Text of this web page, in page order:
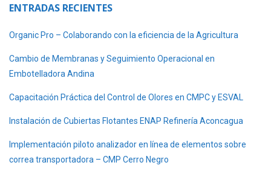
ENTRADAS RECIENTES
Organic Pro – Colaborando con la eficiencia de la Agricultura
Cambio de Membranas y Seguimiento Operacional en
Embotelladora Andina
Capacitación Práctica del Control de Olores en CMPC y ESVAL
Instalación de Cubiertas Flotantes ENAP Refinería Aconcagua
Implementación piloto analizador en línea de elementos sobre
correa transportadora – CMP Cerro Negro